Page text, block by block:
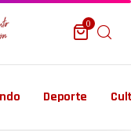
0
Deporte